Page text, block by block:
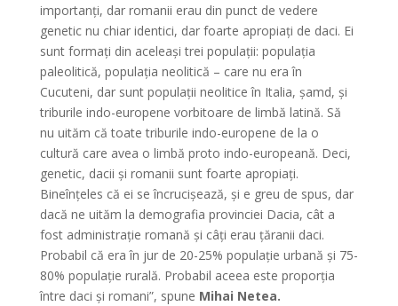
importanți, dar romanii erau din punct de vedere
genetic nu chiar identici, dar foarte apropiați de daci. Ei
sunt formați din aceleași trei populații: populația
paleolitică, populația neolitică – care nu era în
Cucuteni, dar sunt populații neolitice în Italia, șamd, și
triburile indo-europene vorbitoare de limbă latină. Să
nu uităm că toate triburile indo-europene de la o
cultură care avea o limbă proto indo-europeană. Deci,
genetic, dacii și romanii sunt foarte apropiați.
Bineînțeles că ei se încrucișează, și e greu de spus, dar
dacă ne uităm la demografia provinciei Dacia, cât a
fost administrație romană și câți erau țăranii daci.
Probabil că era în jur de 20-25% populație urbană și 75-
80% populație rurală. Probabil aceea este proporția
între daci și romani”, spune Mihai Netea.